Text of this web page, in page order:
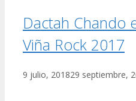
Dactah Chando
Viña Rock 2017
9 julio, 201829 septiembre,